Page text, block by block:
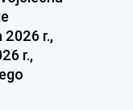
r.,
r.,